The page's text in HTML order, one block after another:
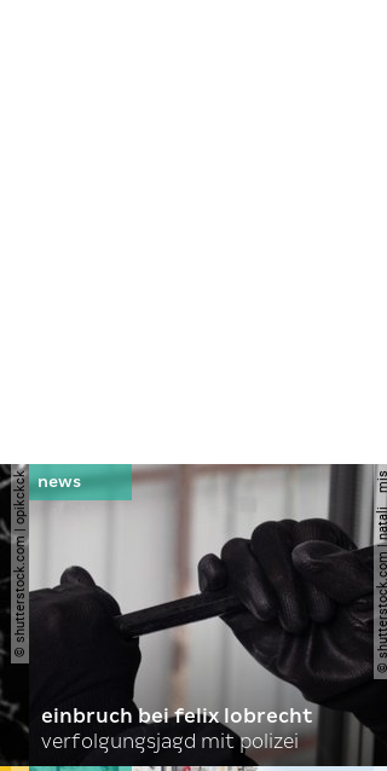
© shutterstock.com | opikckck ©
einbruch bei felix lobrecht
verfolgungsjagd mit polizei